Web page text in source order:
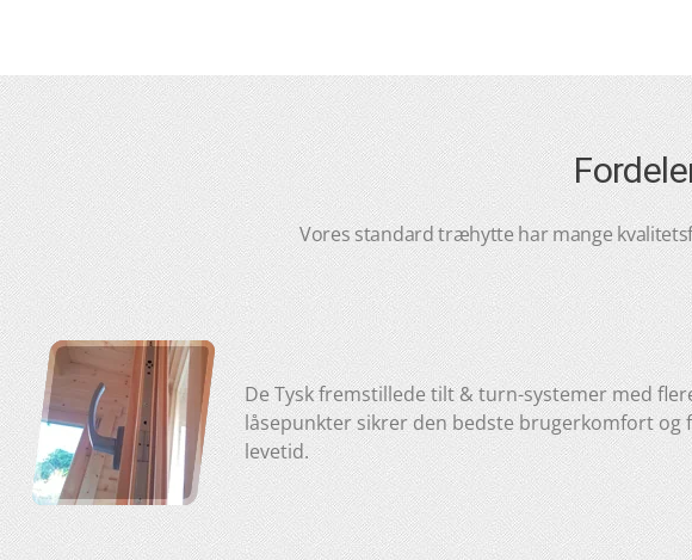
Vores standard træhytte har mange
De Tysk fremstillede tilt & turn-systemer med
låsepunkter sikrer den bedste brugerkomfort
levetid.